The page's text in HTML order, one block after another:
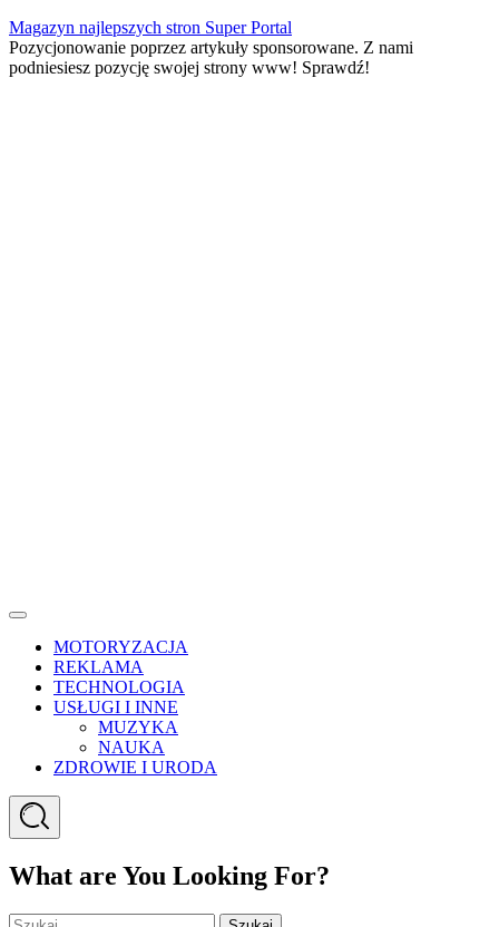
Skip
to
content
Magazyn najlepszych stron Super Portal
Pozycjonowanie poprzez artykuły sponsorowane. Z nami
podniesiesz pozycję swojej strony www! Sprawdź!
Menu
MOTORYZACJA
REKLAMA
TECHNOLOGIA
USŁUGI I INNE
MUZYKA
NAUKA
ZDROWIE I URODA
Search
What are You Looking For?
Szukaj: